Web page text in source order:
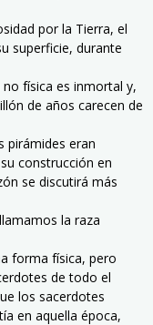
por la Tierra, el
superficie, durante
física es inmortal y,
de años carecen de
pirámides eran
construcción en
se discutirá más
la raza
forma física, pero
de todo el
los sacerdotes
en aquella época,